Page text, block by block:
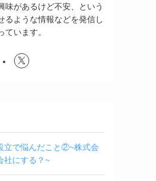
味があるけど不安、という
るような情報などを発信し
ています。
立で悩んだこと②~株式会
社にする？~